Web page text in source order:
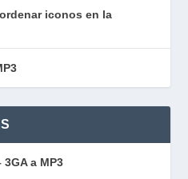
iconos en la
a MP3